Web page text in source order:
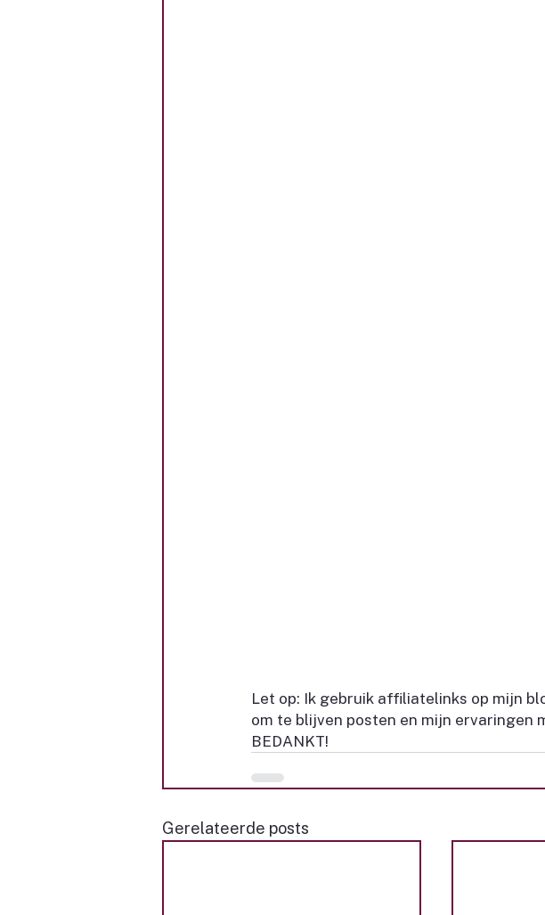
Let op: Ik gebruik affiliatelinks op mijn
om te blijven posten en mijn ervaringen
BEDANKT!
Gerelateerde posts